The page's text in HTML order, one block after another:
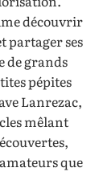
découvrir
partager ses
de grands
pépites
Lanrezac,
mêlant
que